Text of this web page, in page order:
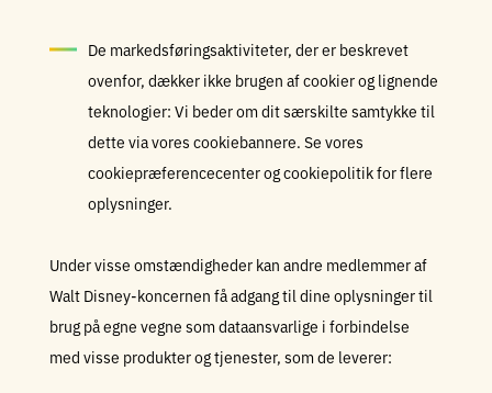
De markedsføringsaktiviteter, der er beskrevet
ovenfor, dækker ikke brugen af cookier og lignende
teknologier: Vi beder om dit særskilte samtykke til
dette via vores cookiebannere. Se vores
cookiepræferencecenter og cookiepolitik for flere
oplysninger.
Under visse omstændigheder kan andre medlemmer af
Walt Disney-koncernen få adgang til dine oplysninger til
brug på egne vegne som dataansvarlige i forbindelse
med visse produkter og tjenester, som de leverer: